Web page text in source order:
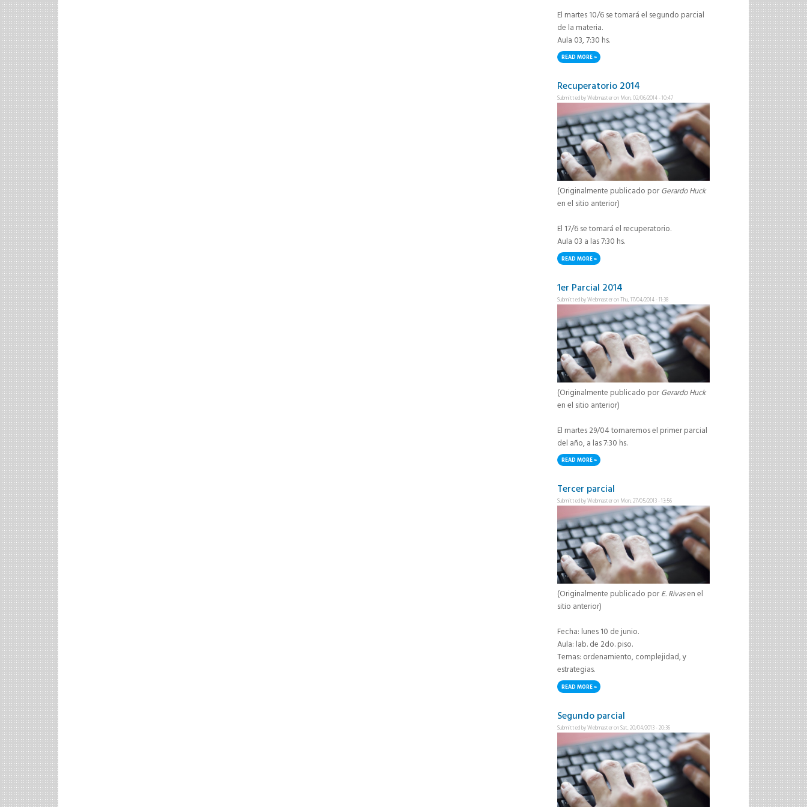
El martes 10/6 se tomará el segundo parcial
de la materia.
Aula 03, 7:30 hs.
READ MOREABOUT 2DO PARCIAL 2014
Recuperatorio 2014
Submitted byWebmasteron Mon, 02/06/2014 - 10:47
(Originalmente publicado porGerardo Huck
en el sitio anterior)
El 17/6 se tomará el recuperatorio.
Aula 03 a las 7:30 hs.
READ MOREABOUT RECUPERATORIO 2014
1er Parcial 2014
Submitted byWebmasteron Thu, 17/04/2014 - 11:38
(Originalmente publicado porGerardo Huck
en el sitio anterior)
El martes 29/04 tomaremos el primer parcial
del año, a las 7:30 hs.
READ MOREABOUT 1ER PARCIAL 2014
Tercer parcial
Submitted byWebmasteron Mon, 27/05/2013 - 13:56
(Originalmente publicado porE. Rivasen el
sitio anterior)
Fecha: lunes 10 de junio.
Aula: lab. de 2do. piso.
Temas: ordenamiento, complejidad, y
estrategias.
READ MOREABOUT TERCER PARCIAL
Segundo parcial
Submitted byWebmasteron Sat, 20/04/2013 - 20:36